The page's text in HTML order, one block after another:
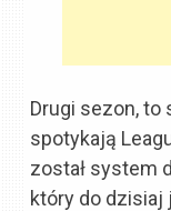
Drugi sezon, to
spotykają
został system
który do